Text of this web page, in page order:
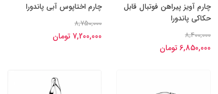
چارم آویز پیراهن فوتبال قابل
حکاکی پاندورا
8,400,000
6,850,000 تومان
چارم اختاپوس آبی پاندورا
8,750,000
7,200,000 تومان